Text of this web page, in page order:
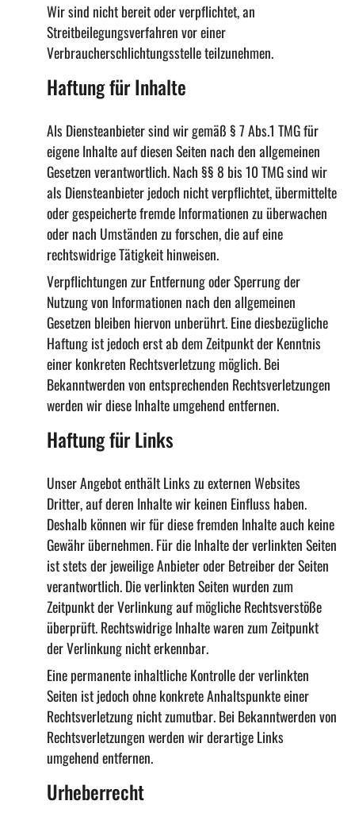
Wir sind nicht bereit oder verpflichtet, an
Streitbeilegungsverfahren vor einer
Verbraucherschlichtungsstelle teilzunehmen.
Haftung für Inhalte
Als Diensteanbieter sind wir gemäß § 7 Abs.1 TMG für
eigene Inhalte auf diesen Seiten nach den allgemeinen
Gesetzen verantwortlich. Nach §§ 8 bis 10 TMG sind wir
als Diensteanbieter jedoch nicht verpflichtet, übermittelte
oder gespeicherte fremde Informationen zu überwachen
oder nach Umständen zu forschen, die auf eine
rechtswidrige Tätigkeit hinweisen.
Verpflichtungen zur Entfernung oder Sperrung der
Nutzung von Informationen nach den allgemeinen
Gesetzen bleiben hiervon unberührt. Eine diesbezügliche
Haftung ist jedoch erst ab dem Zeitpunkt der Kenntnis
einer konkreten Rechtsverletzung möglich. Bei
Bekanntwerden von entsprechenden Rechtsverletzungen
werden wir diese Inhalte umgehend entfernen.
Haftung für Links
Unser Angebot enthält Links zu externen Websites
Dritter, auf deren Inhalte wir keinen Einfluss haben.
Deshalb können wir für diese fremden Inhalte auch keine
Gewähr übernehmen. Für die Inhalte der verlinkten Seiten
ist stets der jeweilige Anbieter oder Betreiber der Seiten
verantwortlich. Die verlinkten Seiten wurden zum
Zeitpunkt der Verlinkung auf mögliche Rechtsverstöße
überprüft. Rechtswidrige Inhalte waren zum Zeitpunkt
der Verlinkung nicht erkennbar.
Eine permanente inhaltliche Kontrolle der verlinkten
Seiten ist jedoch ohne konkrete Anhaltspunkte einer
Rechtsverletzung nicht zumutbar. Bei Bekanntwerden von
Rechtsverletzungen werden wir derartige Links
umgehend entfernen.
Urheberrecht